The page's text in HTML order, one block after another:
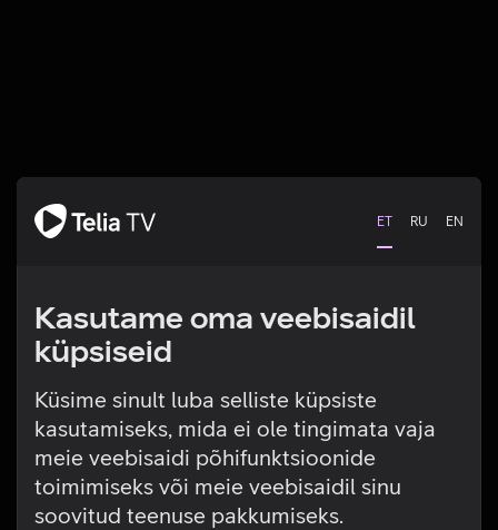
ET RU EN
Kasutame oma veebisaidil
küpsiseid
Küsime sinult luba selliste küpsiste
kasutamiseks, mida ei ole tingimata vaja
meie veebisaidi põhifunktsioonide
toimimiseks või meie veebisaidil sinu
soovitud teenuse pakkumiseks.
Tehniline viga